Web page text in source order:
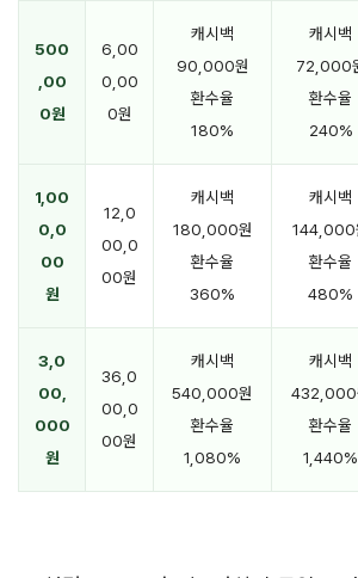
500
,00
0원
6,00
0,00
0원
캐시백
90,000원
환수율
180%
캐시백
72,000
환수율
240%
1,00
0,0
00
원
12,0
00,0
00원
캐시백
180,000원
환수율
360%
캐시백
144,000
환수율
480%
3,0
00,
000
원
36,0
00,0
00원
캐시백
540,000원
환수율
1,080%
캐시백
432,000
환수율
1,440%